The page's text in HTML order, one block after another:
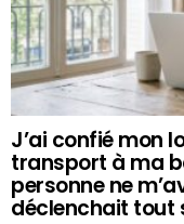
J’ai confié mon
transport à ma
personne ne
déclenchait tout